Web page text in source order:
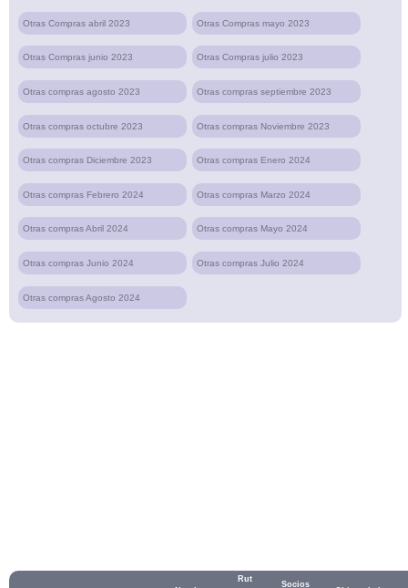
Otras Compras abril 2023 Otras Compras mayo 2023
Otras Compras junio 2023 Otras Compras julio 2023
Otras compras agosto 2023 Otras compras septiembre 2023
Otras compras octubre 2023 Otras compras Noviembre 2023
Otras compras Diciembre 2023 Otras compras Enero 2024
Otras compras Febrero 2024 Otras compras Marzo 2024
Otras compras Abril 2024 Otras compras Mayo 2024
Otras compras Junio 2024 Otras compras Julio 2024
Otras compras Agosto 2024
Rut
Socios